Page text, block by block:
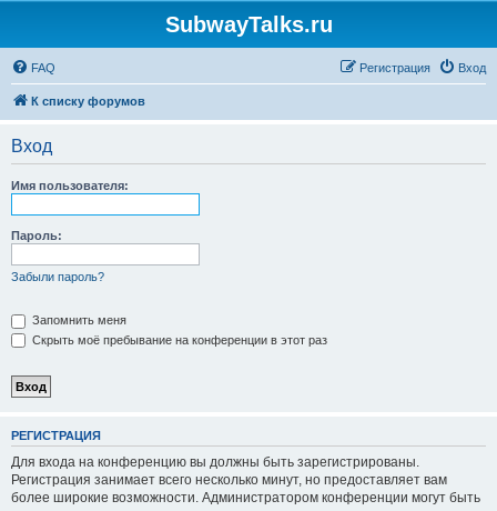
SubwayTalks.ru
FAQ Вход
Регистрация
К списку форумов
Вход
Имя пользователя:
Пароль:
Забыли пароль?
Запомнить меня
Скрыть моё пребывание на конференции в этот раз
РЕГИСТРАЦИЯ
Для входа на конференцию вы должны быть зарегистрированы.
Регистрация занимает всего несколько минут, но предоставляет вам
более широкие возможности. Администратором конференции могут быть